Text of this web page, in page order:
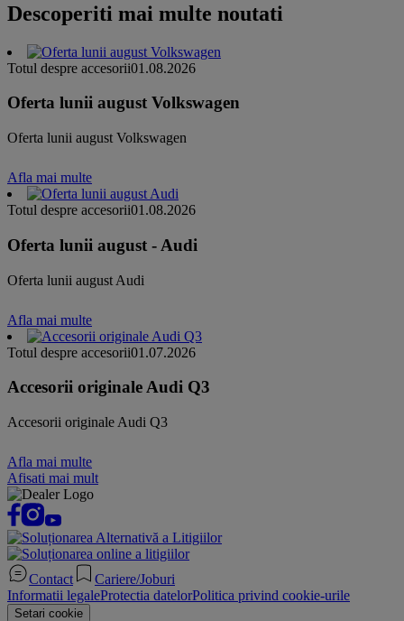
Descoperiti mai multe noutati
Totul despre accesorii01.08.2026
Oferta lunii august Volkswagen
Oferta lunii august Volkswagen
Afla mai multe
Totul despre accesorii01.08.2026
Oferta lunii august - Audi
Oferta lunii august Audi
Afla mai multe
Totul despre accesorii01.07.2026
Accesorii originale Audi Q3
Accesorii originale Audi Q3
Afla mai multe
Afisati mai mult
Contact
Cariere/Joburi
Informatii legaleProtectia datelorPolitica privind cookie-urile
Setari cookie